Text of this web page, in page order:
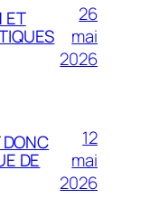
ET
26
mai
2026
DE
12
mai
2026